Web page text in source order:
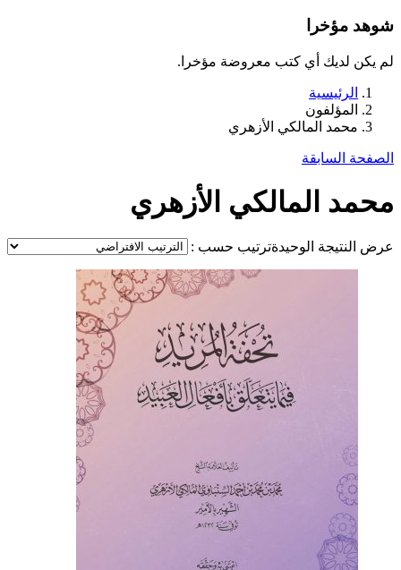
شوهد مؤخرا
لم يكن لديك أي كتب معروضة مؤخرا.
الرئيسية
المؤلفون
محمد المالكي الأزهري
الصفحة السابقة
محمد المالكي الأزهري
عرض النتيجة الوحيدةترتيب حسب :